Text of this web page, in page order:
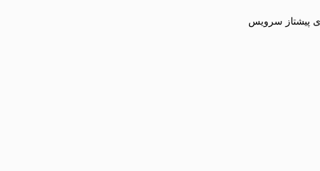
پیشتاز سرویس